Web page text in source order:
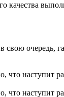
качества
очередь,
что наступит
наступит